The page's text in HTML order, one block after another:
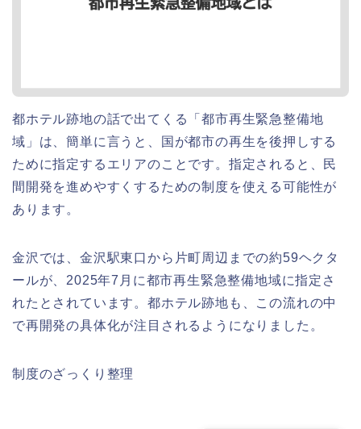
都ホテル跡地の話で出てくる「都市再生緊急整備地
域」は、簡単に言うと、国が都市の再生を後押しする
ために指定するエリアのことです。指定されると、民
間開発を進めやすくするための制度を使える可能性が
あります。
金沢では、金沢駅東口から片町周辺までの約59ヘクタ
ールが、2025年7月に都市再生緊急整備地域に指定さ
れたとされています。都ホテル跡地も、この流れの中
で再開発の具体化が注目されるようになりました。
制度のざっくり整理